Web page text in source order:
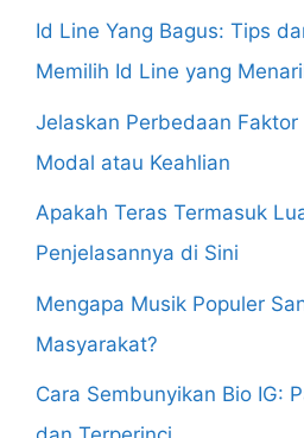
Id Line Yang Bagus: Tips
Memilih Id Line yang
Jelaskan Perbedaan
Modal atau Keahlian
Apakah Teras Termasuk
Penjelasannya di Sini
Mengapa Musik Populer
Masyarakat?
Cara Sembunyikan Bio IG: